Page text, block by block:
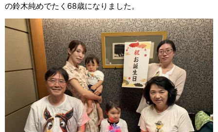
の鈴木純めでたく68歳になりました。